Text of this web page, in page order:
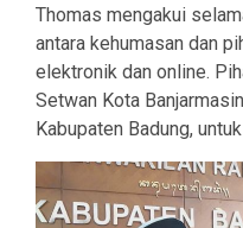
Thomas mengakui
antara kehumasan dan
elektronik dan online.
Setwan Kota
Kabupaten Badung,